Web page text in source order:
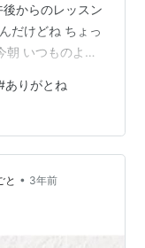
からのレッスン
だけどね ちょっ
朝 いつものよう
いまーす♡ …って
ャンだね～っ
(⊙ꇴ⊙)一お·····
と７７７がやっ
ありがとね
と • 3年前